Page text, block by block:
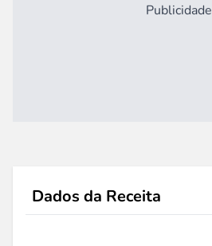
Publicidade
Dados da Receita